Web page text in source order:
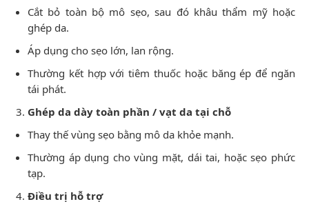
Cắt bỏ toàn bộ mô sẹo, sau đó khâu thẩm mỹ hoặc
ghép da.
Áp dụng cho sẹo lớn, lan rộng.
Thường kết hợp với tiêm thuốc hoặc băng ép để ngăn
tái phát.
Ghép da dày toàn phần / vạt da tại chỗ
Thay thế vùng sẹo bằng mô da khỏe mạnh.
Thường áp dụng cho vùng mặt, dái tai, hoặc sẹo phức
tạp.
Điều trị hỗ trợ